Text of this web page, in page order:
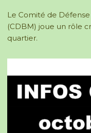
Le Comité de
(CDBM) joue un rôle
quartier.